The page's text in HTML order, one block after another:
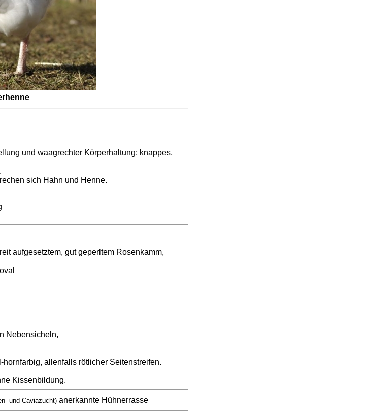
und waagrechter Körperhaltung; knappes,
sich Hahn und Henne.
aufgesetztem, gut geperltem Rosenkamm,
Nebensicheln,
allenfalls rötlicher Seitenstreifen.
Kissenbildung.
und Caviazucht) anerkannte Hühnerrasse